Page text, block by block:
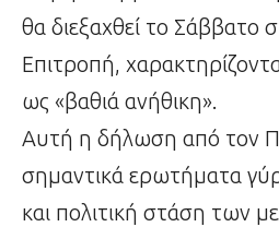
θα διεξαχθεί το Σάββατο
Επιτροπή,
ως «βαθιά ανήθικη».
Αυτή η δήλωση από τον
σημαντικά ερωτήματα
και πολιτική στάση των